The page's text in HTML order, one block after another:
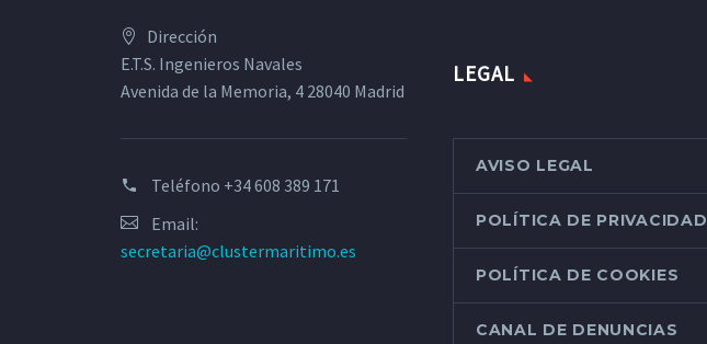
Dirección
E.T.S. Ingenieros Navales
Avenida de la Memoria, 4 28040 Madrid
Teléfono +34 608 389 171
Email:
secretaria@clustermaritimo.es
LEGAL
AVISO LEGAL
POLÍTICA DE PRIVACIDAD
POLÍTICA DE COOKIES
CANAL DE DENUNCIAS